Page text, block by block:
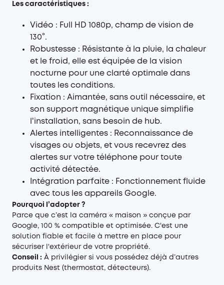
Les caractéristiques :
Vidéo : Full HD 1080p, champ de vision de
130°.
Robustesse : Résistante à la pluie, la chaleur
et le froid, elle est équipée de la vision
nocturne pour une clarté optimale dans
toutes les conditions.
Fixation : Aimantée, sans outil nécessaire, et
son support magnétique unique simplifie
l'installation, sans besoin de hub.
Alertes intelligentes : Reconnaissance de
visages ou objets, et vous recevrez des
alertes sur votre téléphone pour toute
activité détectée.
Intégration parfaite : Fonctionnement fluide
avec tous les appareils Google.
Pourquoi l’adopter ?
Parce que c’est la caméra « maison » conçue par
Google, 100 % compatible et optimisée. C'est une
solution fiable et facile à mettre en place pour
sécuriser l'extérieur de votre propriété.
Conseil : À privilégier si vous possédez déjà d’autres
produits Nest (thermostat, détecteurs).